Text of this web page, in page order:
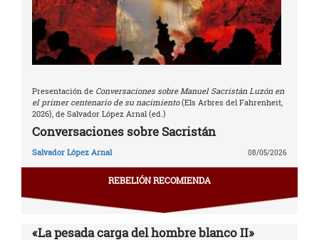
Presentación de Conversaciones sobre Manuel Sacristán Luzón en
el primer centenario de su nacimiento(Els Arbres del Fahrenheit,
2026), de Salvador López Arnal (ed.)
Conversaciones sobre Sacristán
Salvador López Arnal 08/05/2026
REBELIÓN RECOMIENDA
«La pesada carga del hombre blanco II»